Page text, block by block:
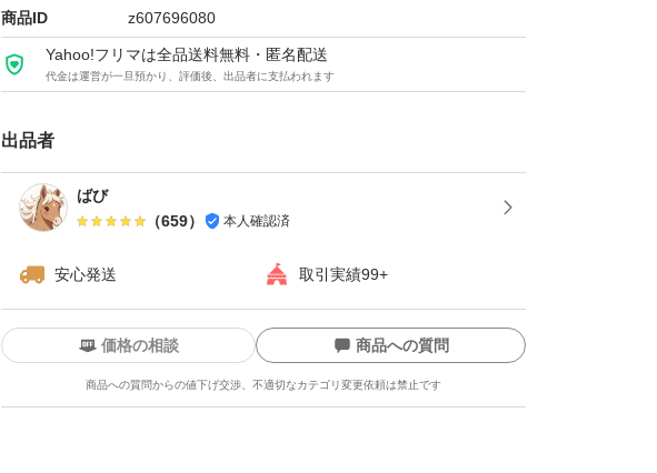
商品ID z607696080
Yahoo!フリマは全品送料無料・匿名配送
代金は運営が一旦預かり、評価後、出品者に支払われます
出品者
ばび
（659） 本人確認済
安心発送 取引実績99+
価格の相談 商品への質問
商品への質問からの値下げ交渉、不適切なカテゴリ変更依頼は禁止です